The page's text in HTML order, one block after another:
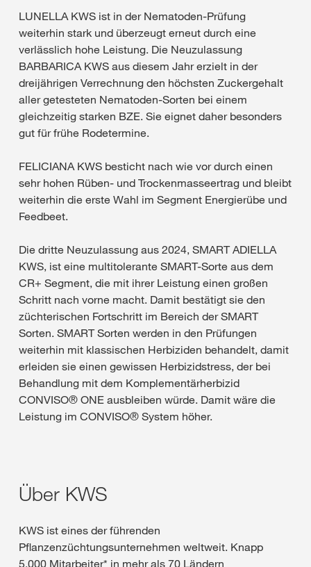
LUNELLA KWS ist in der Nematoden-Prüfung
weiterhin stark und überzeugt erneut durch eine
verlässlich hohe Leistung. Die Neuzulassung
BARBARICA KWS aus diesem Jahr erzielt in der
dreijährigen Verrechnung den höchsten Zuckergehalt
aller getesteten Nematoden-Sorten bei einem
gleichzeitig starken BZE. Sie eignet daher besonders
gut für frühe Rodetermine.
FELICIANA KWS besticht nach wie vor durch einen
sehr hohen Rüben- und Trockenmasseertrag und bleibt
weiterhin die erste Wahl im Segment Energierübe und
Feedbeet.
Die dritte Neuzulassung aus 2024, SMART ADIELLA
KWS, ist eine multitolerante SMART-Sorte aus dem
CR+ Segment, die mit ihrer Leistung einen großen
Schritt nach vorne macht. Damit bestätigt sie den
züchterischen Fortschritt im Bereich der SMART
Sorten. SMART Sorten werden in den Prüfungen
weiterhin mit klassischen Herbiziden behandelt, damit
erleiden sie einen gewissen Herbizidstress, der bei
Behandlung mit dem Komplementärherbizid
CONVISO® ONE ausbleiben würde. Damit wäre die
Leistung im CONVISO® System höher.
Über KWS
KWS ist eines der führenden
Pflanzenzüchtungsunternehmen weltweit. Knapp
5.000 Mitarbeiter* in mehr als 70 Ländern